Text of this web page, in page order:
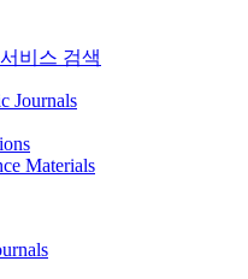
비스 검색
Journals
Materials